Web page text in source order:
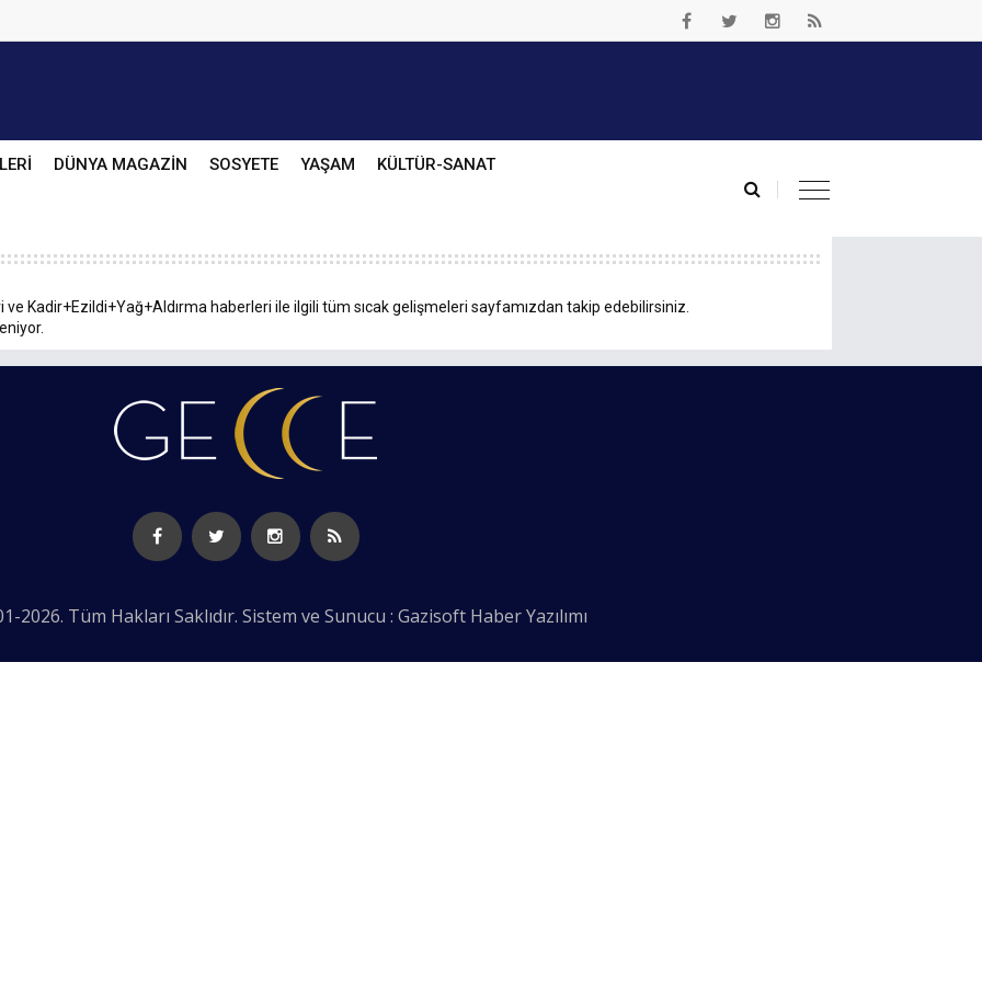
DÜNYA MAGAZİN SOSYETE YAŞAM KÜLTÜR-SANAT
ve Kadir+Ezildi+Yağ+Aldırma haberleri ile ilgili tüm sıcak gelişmeleri sayfamızdan takip edebilirsiniz.
2026. Tüm Hakları Saklıdır. Sistem ve Sunucu : Gazisoft Haber Yazılımı